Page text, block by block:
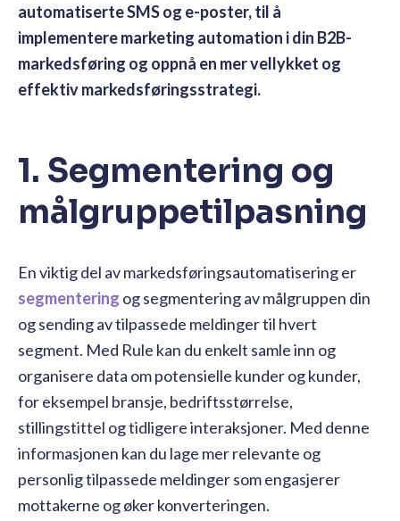
automatiserte SMS og e-poster, til å
implementere marketing automation i din B2B-
markedsføring og oppnå en mer vellykket og
effektiv markedsføringsstrategi.
1. Segmentering og
målgruppetilpasning
En viktig del av markedsføringsautomatisering er
segmentering og segmentering av målgruppen din
og sending av tilpassede meldinger til hvert
segment. Med Rule kan du enkelt samle inn og
organisere data om potensielle kunder og kunder,
for eksempel bransje, bedriftsstørrelse,
stillingstittel og tidligere interaksjoner. Med denne
informasjonen kan du lage mer relevante og
personlig tilpassede meldinger som engasjerer
mottakerne og øker konverteringen.